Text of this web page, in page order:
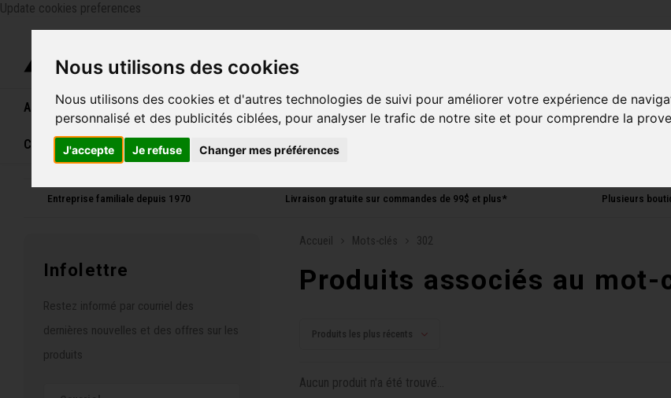
Nous utilisons des cookies
Nous utilisons des cookies et d'autres technologies de suivi pour améliorer votre expérience de
personnalisé et des publicités ciblées, pour analyser le trafic de notre site et pour comprendre la
J'accepte Je refuse Changer mes préférences
Update cookies preferences
Accueil Vélos Souliers Casques Femme Homme Accessoires Composantes
Carte cadeau
Entreprise familiale depuis 1970 Livraison gratuite sur commandes de 99$ et plus* Plusieurs
Infolettre
Restez informé par courriel des
dernières nouvelles et des offres sur les
produits
Accueil Mots-clés 302
Produits associés au mot-
Produits les plus récents
Aucun produit n'a été trouvé...